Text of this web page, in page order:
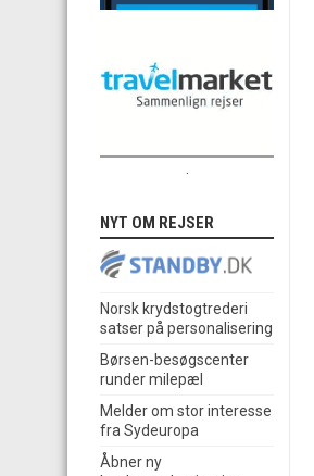
NYT OM REJSER
Norsk krydstogtrederi
satser på personalisering
Børsen-besøgscenter
runder milepæl
Melder om stor interesse
fra Sydeuropa
Åbner ny